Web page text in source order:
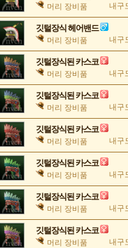
머리 장비품 내구
깃털장식 헤어밴드
머리 장비품 내구
깃털장식된 카스코
머리 장비품 내구
깃털장식된 카스코
머리 장비품 내구
깃털장식된 카스코
머리 장비품 내구
깃털장식된 카스코
머리 장비품 내구
깃털장식된 카스코
머리 장비품 내구
깃털장식된 카스코
머리 장비품 내구